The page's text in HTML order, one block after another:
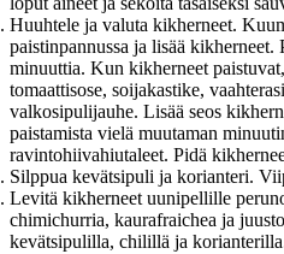
Huuhtele ja valuta kikherneet.
paistinpannussa ja lisää
minuuttia. Kun kikherneet
tomaattisose, soijakastike,
valkosipulijauhe. Lisää seos
paistamista vielä muutaman
ravintohiivahiutaleet. Pidä
Silppua kevätsipuli ja korianteri.
Levitä kikherneet uunipellille
chimichurria, kaurafraichea ja
kevätsipulilla, chilillä ja